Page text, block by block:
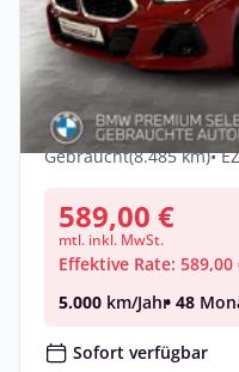
Privat & Gewerbe
BMW Z4
LiveCockpitProf
Benzin •Automatik •197
Gebraucht(8.485 km)•
589,00 €
mtl. inkl. MwSt.
Effektive Rate: 589,00
5.000 km/Jahr• 48
Sofort verfügbar